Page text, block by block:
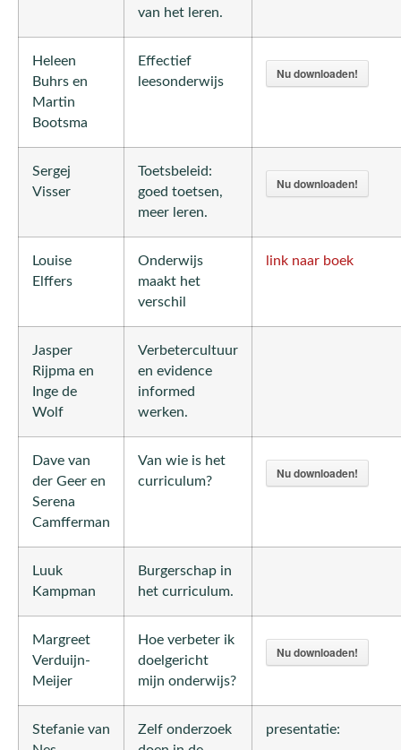
van het leren.
Heleen
Buhrs en
Martin
Bootsma
Effectief
leesonderwijs
Nu downloaden!
Sergej
Visser
Toetsbeleid:
goed toetsen,
meer leren.
Nu downloaden!
Louise
Elffers
Onderwijs
maakt het
verschil
link naar boek
Jasper
Rijpma en
Inge de
Wolf
Verbetercultuur
en evidence
informed
werken.
Dave van
der Geer en
Serena
Camfferman
Van wie is het
curriculum?
Nu downloaden!
Luuk
Kampman
Burgerschap in
het curriculum.
Margreet
Verduijn-
Meijer
Hoe verbeter ik
doelgericht
mijn onderwijs?
Nu downloaden!
Stefanie van
Zelf onderzoek
presentatie: